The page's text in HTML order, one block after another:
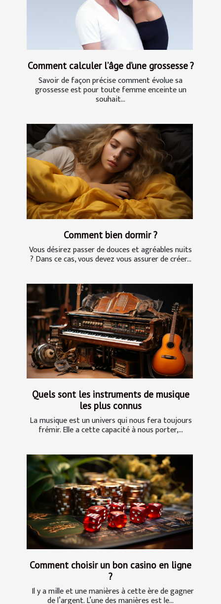
Comment calculer l’âge d’une grossesse ?
Savoir de façon précise comment évolue sa
grossesse est pour toute femme enceinte un
souhait...
Comment bien dormir ?
Vous désirez passer de douces et agréables nuits
? Dans ce cas, vous devez vous assurer de créer...
Quels sont les instruments de musique
les plus connus
La musique est un univers qui nous fera toujours
frémir. Elle a cette capacité à nous porter,...
Comment choisir un bon casino en ligne
?
Il y a mille et une manières à cette ère de gagner
de l’argent. L’une des manières est le...